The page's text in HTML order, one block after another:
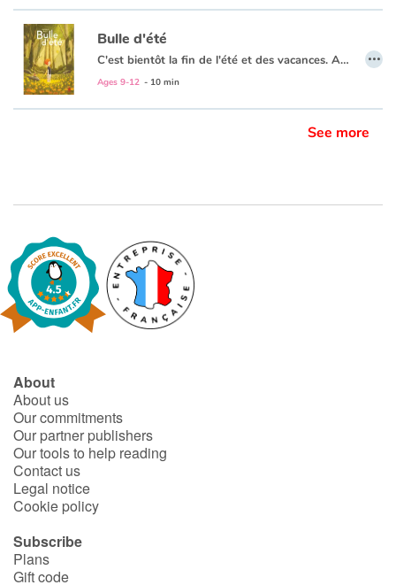
Bulle d'été
C'est bientôt la fin de l'été et des vacances. Au bord de la piscine cassée, le temps est comme suspendu pour le jeune garçon qui termine son petit-déjeuner les pieds dans l’eau. Livré à lui-même, l’enfant occupe son temps à mille petites activités et au dessin. L’après-midi, une cape sur le dos, il enfourche son vélo. Quand il a de la chance, il croise Lily dont il ne connaît que le prénom… Demain c’est la rentrée !
Ages 9-12 - 10 min
…
See more
About
About us
Our commitments
Our partner publishers
Our tools to help reading
Contact us
Legal notice
Cookie policy
Subscribe
Plans
Gift code